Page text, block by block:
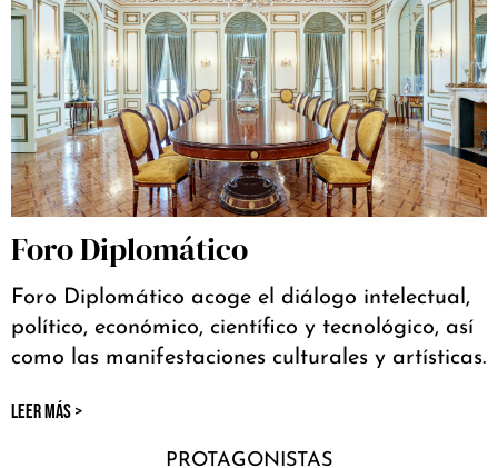
Foro Diplomático
Foro Diplomático acoge el diálogo intelectual,
político, económico, científico y tecnológico, así
como las manifestaciones culturales y artísticas.
LEER MÁS >
PROTAGONISTAS